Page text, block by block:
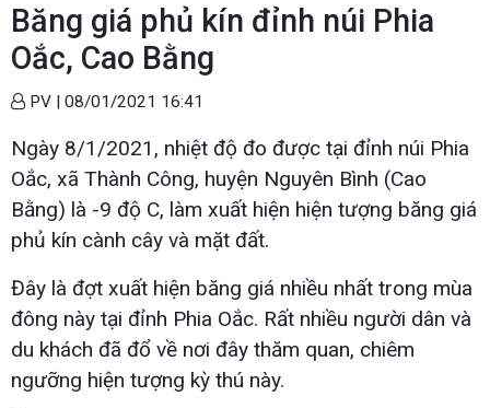
Băng giá phủ kín đỉnh núi Phia
Oắc, Cao Bằng
PV | 08/01/2021 16:41
Ngày 8/1/2021, nhiệt độ đo được tại đỉnh núi Phia
Oắc, xã Thành Công, huyện Nguyên Bình (Cao
Bằng) là -9 độ C, làm xuất hiện hiện tượng băng giá
phủ kín cành cây và mặt đất.
Đây là đợt xuất hiện băng giá nhiều nhất trong mùa
đông này tại đỉnh Phia Oắc. Rất nhiều người dân và
du khách đã đổ về nơi đây thăm quan, chiêm
ngưỡng hiện tượng kỳ thú này.